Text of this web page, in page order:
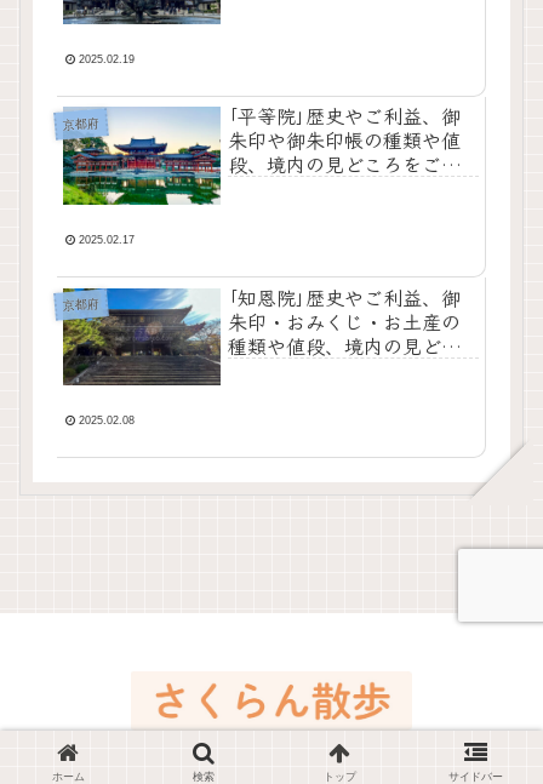
2025.02.19
京都府
｢平等院｣歴史やご利益、御
朱印や御朱印帳の種類や値
段、境内の見どころをご紹
2025.02.17
京都府
｢知恩院｣歴史やご利益、御
朱印・おみくじ・お土産の
種類や値段、境内の見どこ
2025.02.08
© 2023 さくらん散歩.
ホーム 検索 トップ サイドバー